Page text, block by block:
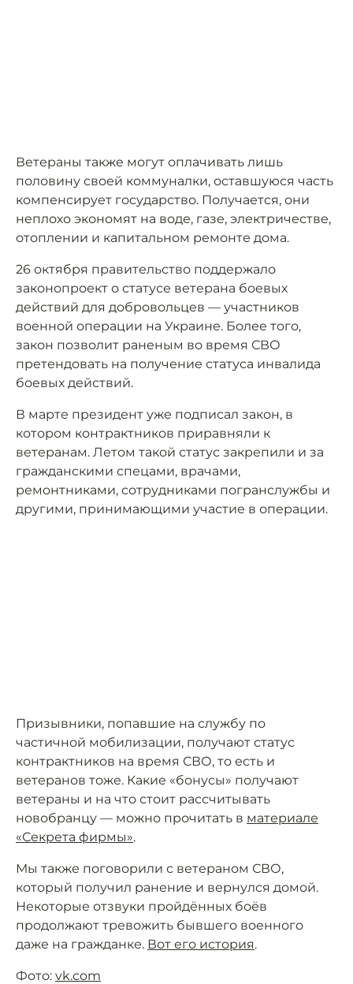
Ветераны также могут оплачивать лишь
половину своей коммуналки, оставшуюся часть
компенсирует государство. Получается, они
неплохо экономят на воде, газе, электричестве,
отоплении и капитальном ремонте дома.
26 октября правительство поддержало
законопроект о статусе ветерана боевых
действий для добровольцев — участников
военной операции на Украине. Более того,
закон позволит раненым во время СВО
претендовать на получение статуса инвалида
боевых действий.
В марте президент уже подписал закон, в
котором контрактников приравняли к
ветеранам. Летом такой статус закрепили и за
гражданскими спецами, врачами,
ремонтниками, сотрудниками погранслужбы и
другими, принимающими участие в операции.
Призывники, попавшие на службу по
частичной мобилизации, получают статус
контрактников на время СВО, то есть и
ветеранов тоже. Какие «бонусы» получают
ветераны и на что стоит рассчитывать
новобранцу — можно прочитать в материале
«Секрета фирмы».
Мы также поговорили с ветераном СВО,
который получил ранение и вернулся домой.
Некоторые отзвуки пройдённых боёв
продолжают тревожить бывшего военного
даже на гражданке. Вот его история.
Фото: vk.com